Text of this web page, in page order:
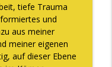
tiefe Trauma
und
aus meiner
meiner eigenen
auf dieser Ebene